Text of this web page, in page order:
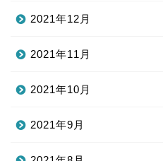
2021年12月
2021年11月
2021年10月
2021年9月